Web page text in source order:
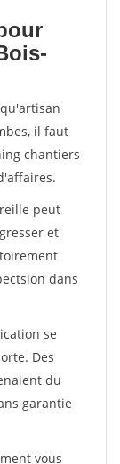
il faut
chantiers
peut
et
dans
se
Des
du
garantie
vous